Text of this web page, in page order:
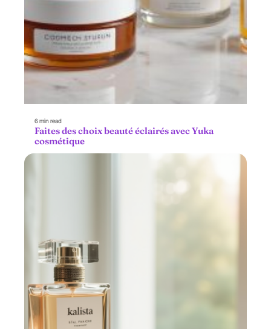
6 min read
Faites des choix beauté éclairés avec Yuka
cosmétique